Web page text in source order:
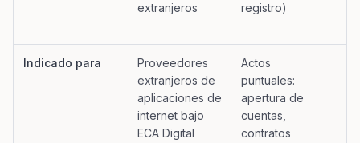
extranjeros
registro)
Indicado para
Proveedores
extranjeros de
aplicaciones de
internet bajo
ECA Digital
Actos
puntuales:
apertura de
cuentas,
contratos